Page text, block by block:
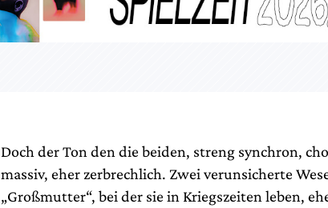
Doch der Ton den die beiden, streng synchron,
massiv, eher zerbrechlich. Zwei verunsicherte
„Großmutter“, bei der sie in Kriegszeiten leben,